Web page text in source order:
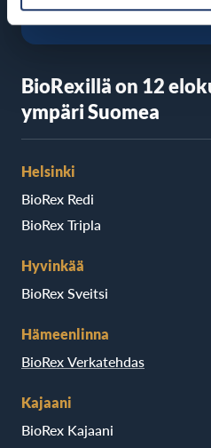
BioRexillä on 12
ympäri Suomea
Helsinki
BioRex Redi
BioRex Tripla
Hyvinkää
BioRex Sveitsi
Hämeenlinna
BioRex Verkatehdas
Kajaani
BioRex Kajaani